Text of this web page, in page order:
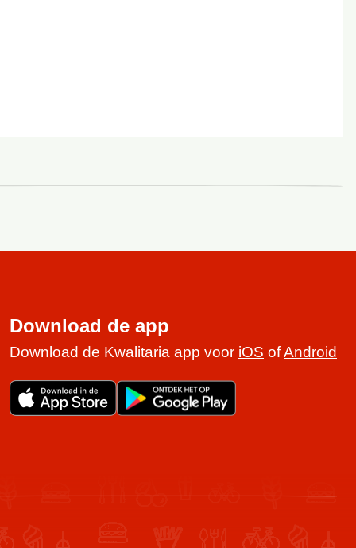
Download de app
Download de Kwalitaria app voor iOS ofAndroid